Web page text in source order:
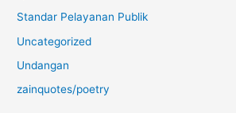
Standar Pelayanan Publik
Uncategorized
Undangan
zainquotes/poetry